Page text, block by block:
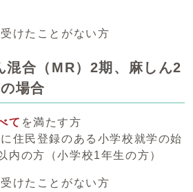
けたことがない方
混合（MR）2期、麻しん2
場合
て を満たす方
住民登録のある小学校就学の始
内の方（小学校1年生の方）
けたことがない方